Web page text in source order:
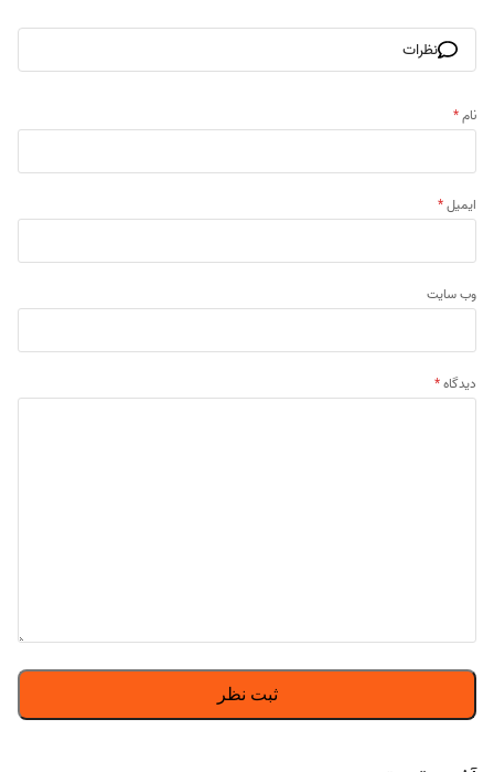
نظرات
نام*
ایمیل*
وب‌ سایت
دیدگاه*